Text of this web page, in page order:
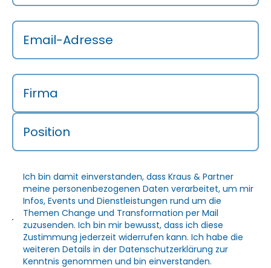
Email-Adresse
Firma
Position
Ich bin damit einverstanden, dass Kraus & Partner
meine personenbezogenen Daten verarbeitet, um mir
Infos, Events und Dienstleistungen rund um die
Themen Change und Transformation per Mail
zuzusenden. Ich bin mir bewusst, dass ich diese
Zustimmung jederzeit widerrufen kann. Ich habe die
weiteren Details in derDatenschutzerklärung zur
Kenntnis genommen und bin einverstanden.